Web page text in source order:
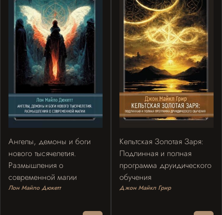
Ангелы, демоны и боги
нового тысячелетия.
Размышления о
современной магии
Лон Майло Дюкетт
Кельтская Золотая Заря:
Подлинная и полная
программа друидического
обучения
Джон Майкл Грир